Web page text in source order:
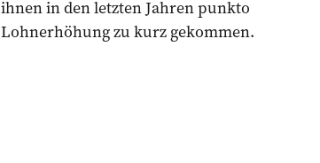
ihnen in den letzten Jahren ­punkto
Lohnerhöhung zu kurz gekommen.